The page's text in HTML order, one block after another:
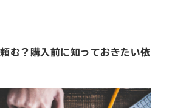
む？購入前に知っておきたい依